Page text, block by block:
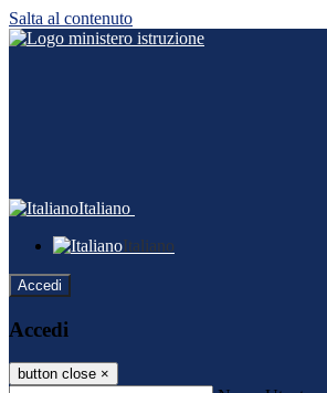
Salta al contenuto
Italiano
Italiano
Accedi
Accedi
button close ×